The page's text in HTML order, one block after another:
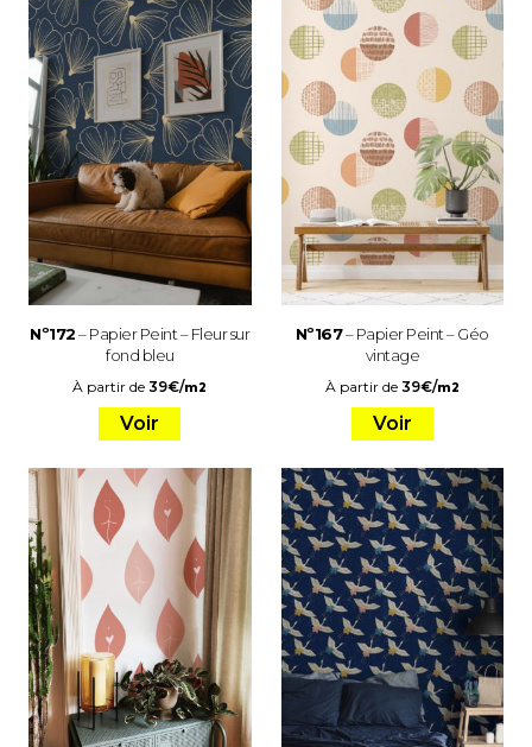
Nº172– Papier Peint – Fleur sur
fond bleu
À partir de39€/m2
Voir
Nº167– Papier Peint – Géo
vintage
À partir de 39€/m2
Voir